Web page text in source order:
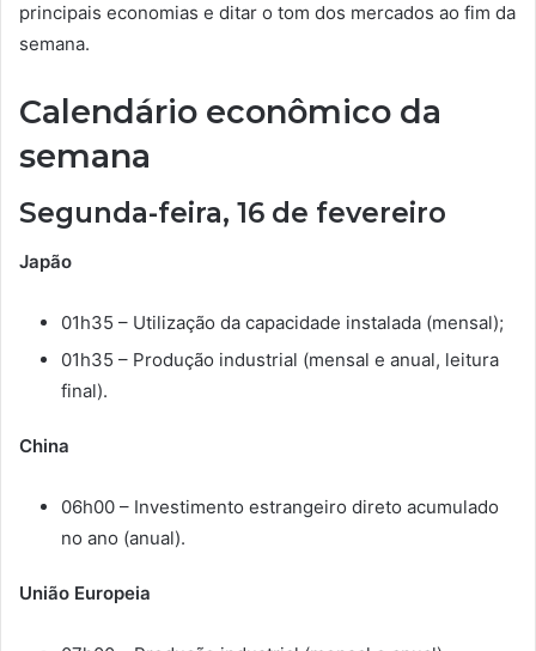
principais economias e ditar o tom dos mercados ao fim da
semana.
Calendário econômico da
semana
Segunda-feira, 16 de fevereiro
Japão
01h35 – Utilização da capacidade instalada (mensal);
01h35 – Produção industrial (mensal e anual, leitura
final).
China
06h00 – Investimento estrangeiro direto acumulado
no ano (anual).
União Europeia